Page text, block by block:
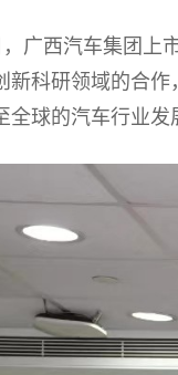
西汽车集团上市
新科研领域的合
全球的汽车行业发